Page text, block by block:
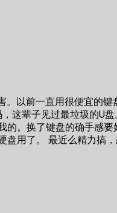
。以前一直用很便宜的
这辈子见过最垃圾的U
的。换了键盘的确手感
盘用了。 最近么精力搞